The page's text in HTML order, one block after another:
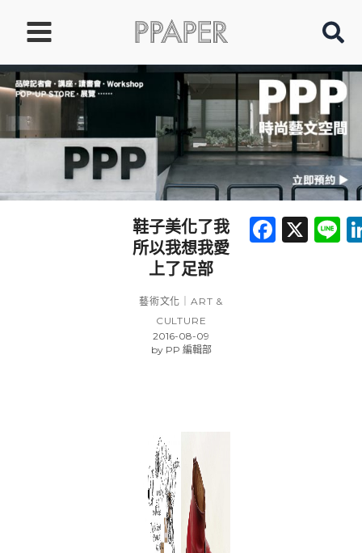
要
內
鞋子美化了我
所以我想我愛
上了足部
藝術文化｜ART &
CULTURE
2016-08-09
byPP 編輯部
X